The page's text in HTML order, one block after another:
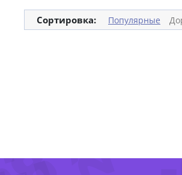
Сортировка: Популярные